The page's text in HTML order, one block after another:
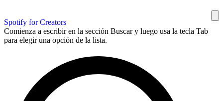
Spotify for Creators
Comienza a escribir en la sección Buscar y luego usa la tecla Tab
para elegir una opción de la lista.